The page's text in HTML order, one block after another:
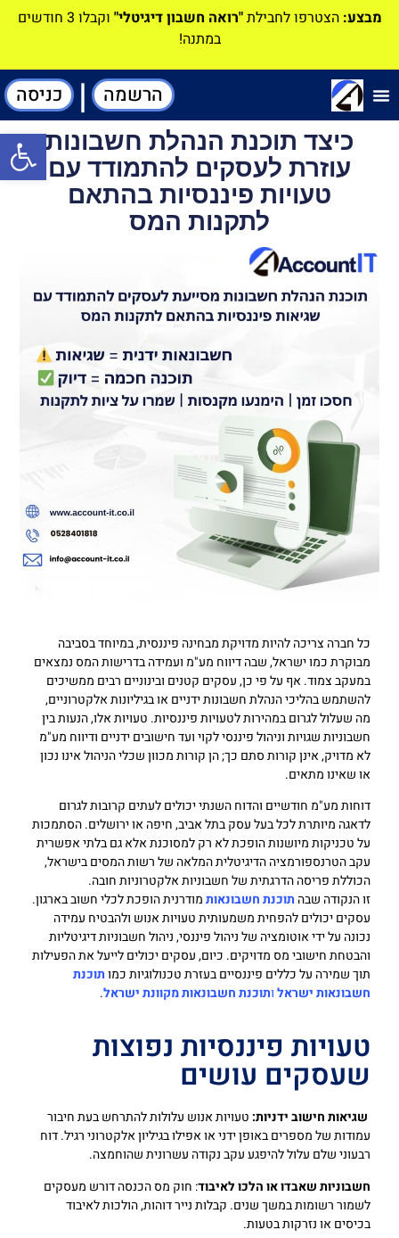
מבצע: הצטרפו לחבילת"רואה חשבון דיגיטלי"
וקבלו 3 חודשים
במתנה!
הרשמה | כניסה
כיצד תוכנת הנהלת חשבונות
עוזרת לעסקים להתמודד עם
טעויות פיננסיות בהתאם
לתקנות המס
כל חברה צריכה להיות מדויקת מבחינה פיננסית, במיוחד בסביבה
מבוקרת כמו ישראל, שבה דיווח מע"מ ועמידה בדרישות המס נמצאים
במעקב צמוד. אף על פי כן, עסקים קטנים ובינוניים רבים ממשיכים
להשתמש בהליכי הנהלת חשבונות ידניים או בגיליונות אלקטרוניים,
מה שעלול לגרום במהירות לטעויות פיננסיות. טעויות אלו, הנעות בין
חשבוניות שגויות וניהול פיננסי לקוי ועד חישובים ידניים ודיווח מע"מ
לא מדויק, אינן קורות סתם כך; הן קורות מכוון שכלי הניהול אינו נכון
או שאינו מתאים.
דוחות מע"מ חודשיים והדוח השנתי יכולים לעתים קרובות לגרום
לדאגה מיותרת לכל בעל עסק בתל אביב, חיפה או ירושלים. הסתמכות
על טכניקות מיושנות הופכת לא רק למסוכנת אלא גם בלתי אפשרית
עקב הטרנספורמציה הדיגיטלית המלאה של רשות המסים בישראל,
הכוללת פריסה הדרגתית של חשבוניות אלקטרוניות חובה.
זו הנקודה שבה תוכנת חשבונאותמודרנית הופכת לכלי חשוב בארגון.
עסקים יכולים להפחית משמעותית טעויות אנוש ולהבטיח עמידה
נכונה על ידי אוטומציה של ניהול פיננסי, ניהול חשבוניות דיגיטליות
והבטחת חישובי מס מדויקים. כיום, עסקים יכולים לייעל את הפעילות
תוך שמירה על כללים פיננסיים בעזרת טכנולוגיות כמותוכנת
חשבונאות ישראלותוכנת חשבונאות מקוונת ישראל.
טעויות פיננסיות נפוצות
שעסקים עושים
שגיאות חישוב ידניות: טעויות אנוש עלולות להתרחש בעת חיבור
עמודות של מספרים באופן ידני או אפילו בגיליון אלקטרוני רגיל. דוח
רבעוני שלם עלול להיפגע עקב נקודה עשרונית שהוחמצה.
חשבוניות שאבדו או הלכו לאיבוד: חוק מס הכנסה דורש מעסקים
לשמור רשומות במשך שנים. קבלות נייר דוהות, הולכות לאיבוד
בכיסים או נזרקות בטעות.
פתח